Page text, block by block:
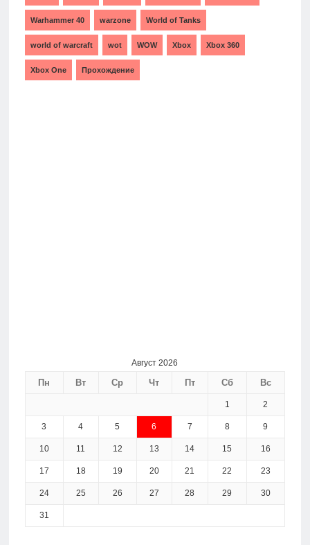
Warhammer 40 warzone World of Tanks
world of warcraft wot WOW Xbox Xbox 360
Xbox One Прохождение
Август 2026
Пн Вт Ср Чт Пт Сб Вс
1 2
3 4 5 6 7 8 9
10 11 12 13 14 15 16
17 18 19 20 21 22 23
24 25 26 27 28 29 30
31